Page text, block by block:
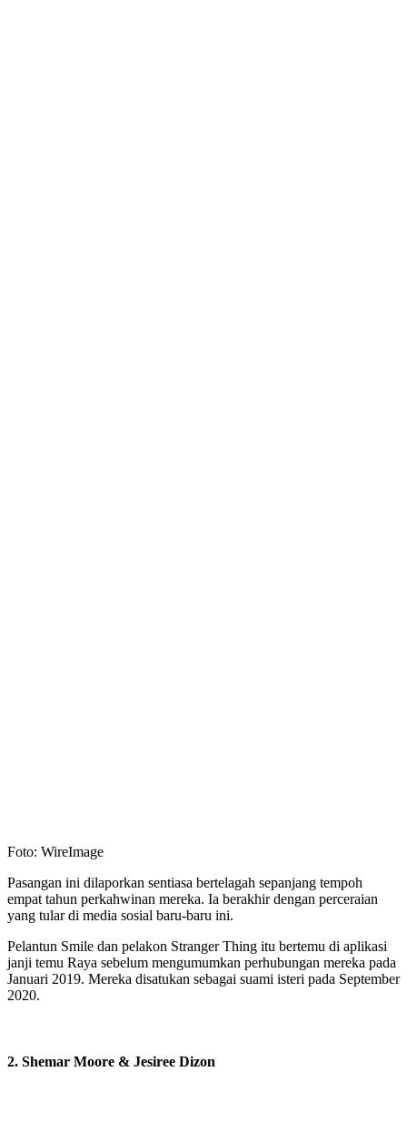
Foto: WireImage
Pasangan ini dilaporkan sentiasa bertelagah sepanjang tempoh
empat tahun perkahwinan mereka. Ia berakhir dengan perceraian
yang tular di media sosial baru-baru ini.
Pelantun Smile dan pelakon Stranger Thing itu bertemu di aplikasi
janji temu Raya sebelum mengumumkan perhubungan mereka pada
Januari 2019. Mereka disatukan sebagai suami isteri pada September
2020.
2. Shemar Moore & Jesiree Dizon